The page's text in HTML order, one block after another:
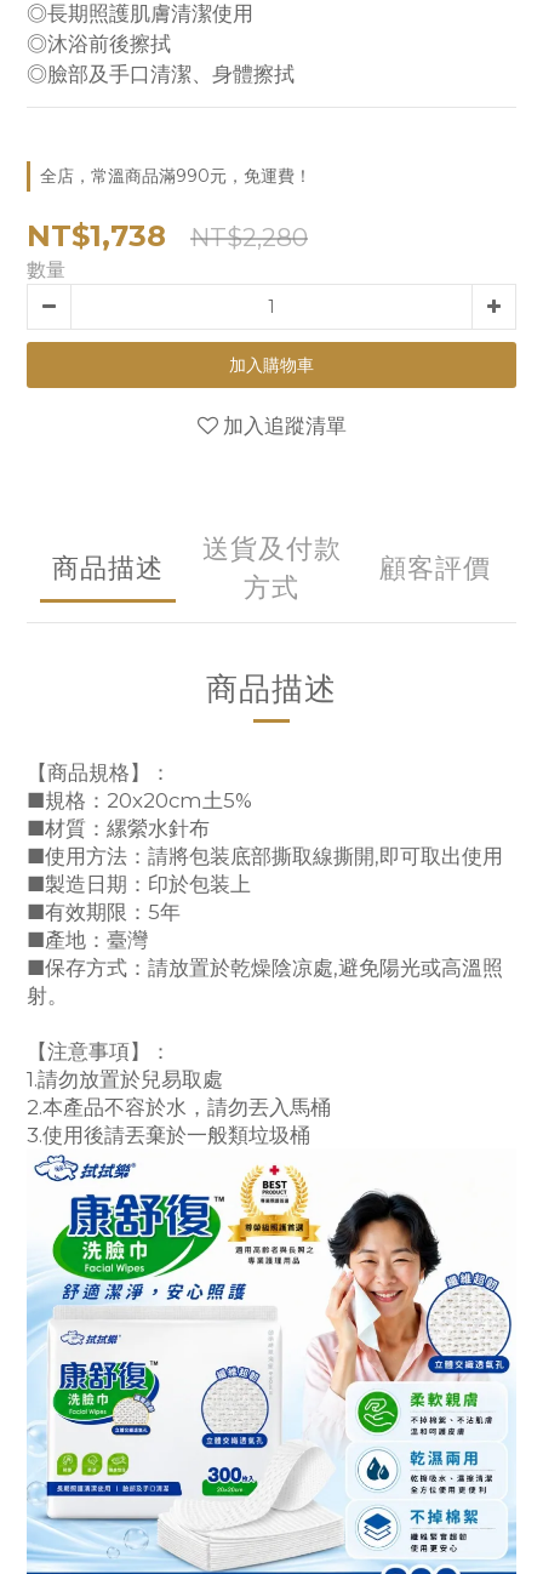
◎長期照護肌膚清潔使用
◎沐浴前後擦拭
◎臉部及手口清潔、身體擦拭
全店，常溫商品滿990元，免運費！
NT$1,738 NT$2,280
數量
加入購物車
加入追蹤清單
商品描述
送貨及付款
方式
顧客評價
商品描述
【商品規格】：
■規格：20x20cm土5%
■材質：縲縈水針布
■使用方法：請將包装底部撕取線撕開,即可取出使用
■製造日期：印於包装上
■有效期限：5年
■產地：臺灣
■保存方式：請放置於乾燥陰凉處,避免陽光或高溫照
射。
【注意事項】：
1.請勿放置於兒易取處
2.本產品不容於水，請勿丟入馬桶
3.使用後請丟棄於一般類垃圾桶